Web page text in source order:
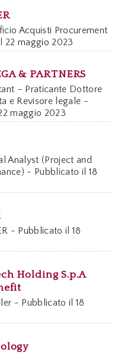
Acquisti Procurement
22 maggio 2023
& PARTNERS
– Praticante Dottore
e Revisore legale -
maggio 2023
Analyst (Project and
- Pubblicato il 18
- Pubblicato il 18
Holding S.p.A
- Pubblicato il 18